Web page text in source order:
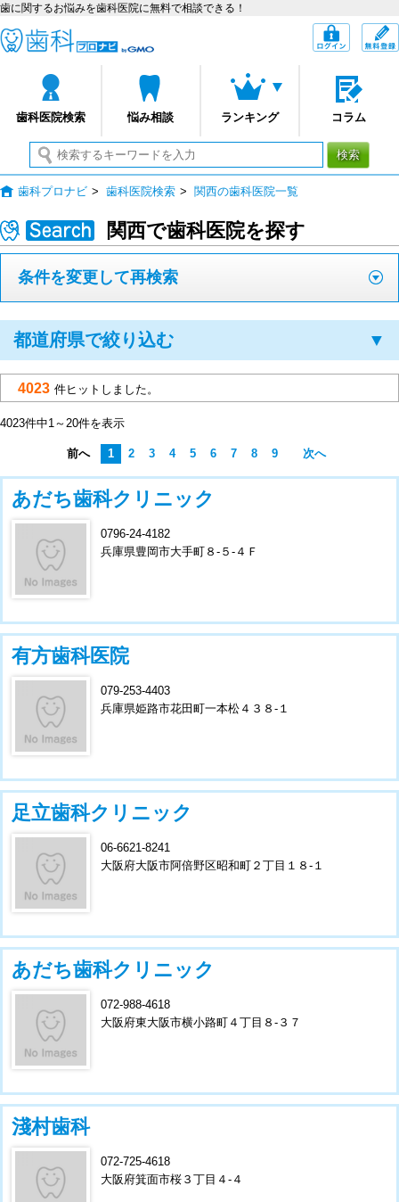
歯に関するお悩みを歯科医院に無料で相談できる！
歯科医院検索 悩み相談 ランキング コラム
ログイン
検索
歯科プロナビ > 歯科医院検索 > 関西の歯科医院一覧
関西で歯科医院を探す
条件を変更して再検索
都道府県で絞り込む ▼
4023 件ヒットしました。
4023件中1～20件を表示
前へ 1 2 3 4 5 6 7 8 9 次へ
あだち歯科クリニック
0796-24-4182
兵庫県豊岡市大手町８-５-４Ｆ
有方歯科医院
079-253-4403
兵庫県姫路市花田町一本松４３８-１
足立歯科クリニック
06-6621-8241
大阪府大阪市阿倍野区昭和町２丁目１８-１
あだち歯科クリニック
072-988-4618
大阪府東大阪市横小路町４丁目８-３７
淺村歯科
072-725-4618
大阪府箕面市桜３丁目４-４